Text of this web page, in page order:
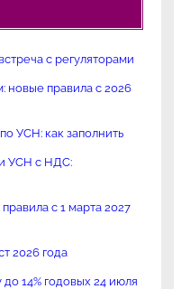
с регуляторами
новые правила с 2026
УСН: как заполнить
УСН с НДС:
с 1 марта 2027
2026 года
14% годовых 24 июля